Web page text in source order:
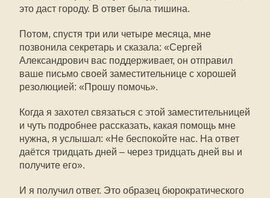
это даст городу. В ответ была тишина.
Потом, спустя три или четыре месяца, мне
позвонила секретарь и сказала: «Сергей
Александрович вас поддерживает, он отправил
ваше письмо своей заместительнице с хорошей
резолюцией: «Прошу помочь».
Когда я захотел связаться с этой заместительницей
и чуть подробнее рассказать, какая помощь мне
нужна, я услышал: «Не беспокойте нас. На ответ
даётся тридцать дней – через тридцать дней вы и
получите его».
И я получил ответ. Это образец бюрократического